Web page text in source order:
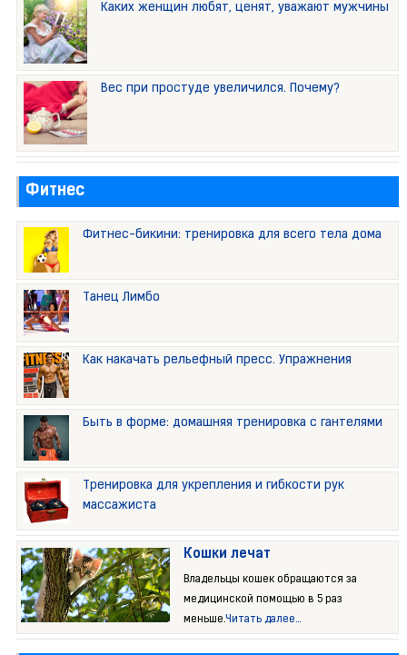
Каких женщин любят, ценят, уважают мужчины
Вес при простуде увеличился. Почему?
Фитнес
Фитнес-бикини: тренировка для всего тела дома
Танец Лимбо
Как накачать рельефный пресс. Упражнения
Быть в форме: домашняя тренировка с гантелями
Тренировка для укрепления и гибкости рук
массажиста
Кошки лечат
Владельцы кошек обращаются за
медицинской помощью в 5 раз
меньше.Читать далее...